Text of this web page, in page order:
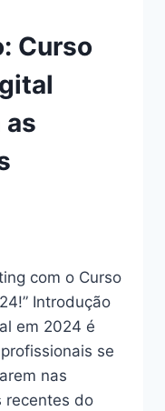
Curso
as
com o Curso
Introdução
em 2024 é
se
nas
recentes do